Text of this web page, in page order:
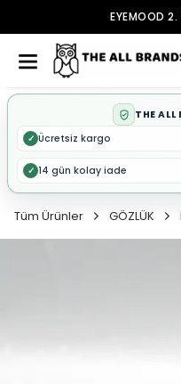
EYEMOOD 2.
THE ALL
✓ Ücretsiz kargo
✓ 14 gün kolay iade
Tüm Ürünler GÖZLÜK